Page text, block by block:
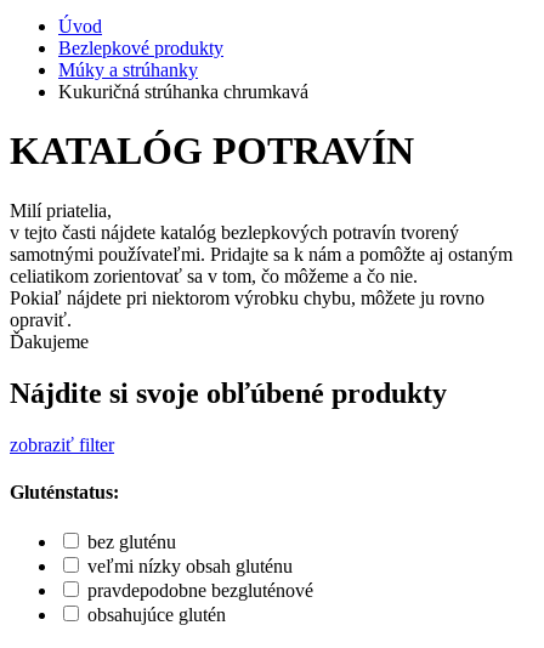
Úvod
Bezlepkové produkty
Múky a strúhanky
Kukuričná strúhanka chrumkavá
KATALÓG POTRAVÍN
Milí priatelia,
v tejto časti nájdete katalóg bezlepkových potravín tvorený
samotnými používateľmi. Pridajte sa k nám a pomôžte aj ostaným
celiatikom zorientovať sa v tom, čo môžeme a čo nie.
Pokiaľ nájdete pri niektorom výrobku chybu, môžete ju rovno
opraviť.
Ďakujeme
Nájdite si svoje obľúbené produkty
zobraziť filter
Gluténstatus:
bez gluténu
veľmi nízky obsah gluténu
pravdepodobne bezgluténové
obsahujúce glutén